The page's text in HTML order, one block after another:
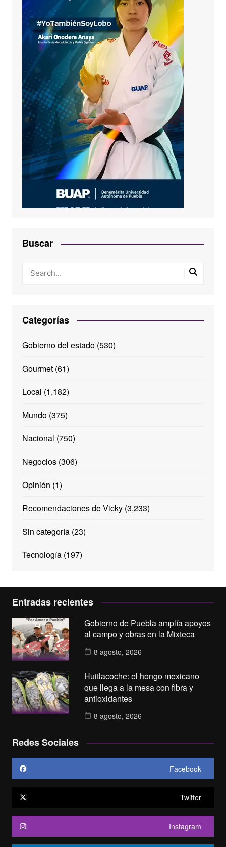
Buscar
Categorías
Gobierno del estado(530)
Gourmet(61)
Local (1,182)
Mundo(375)
Nacional (750)
Negocios(306)
Opinión (1)
Recomendaciones de Vicky(3,233)
Sin categoría(23)
Tecnología(197)
Entradas recientes
Gobierno de Puebla amplía apoyos
al campo y obras en la Mixteca
8 agosto, 2026
Huitlacoche: el hongo mexicano
que llega a la mesa con fibra y
antioxidantes
8 agosto, 2026
Redes Sociales
Facebook
Twitter
Instagram